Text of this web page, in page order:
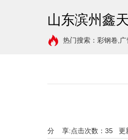
山东滨州鑫
热门搜索：彩钢卷,
点击次数： 35 更
分 享: